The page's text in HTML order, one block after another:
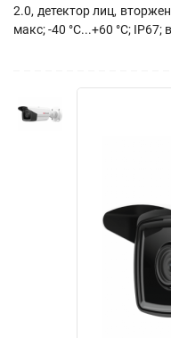
2.0, детектор лиц,
макс; -40 °C...+60 °C; IP67;